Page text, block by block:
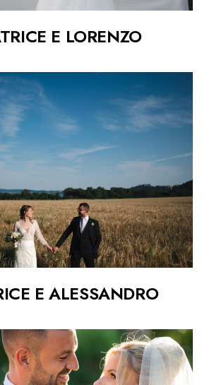
E LORENZO
E ALESSANDRO